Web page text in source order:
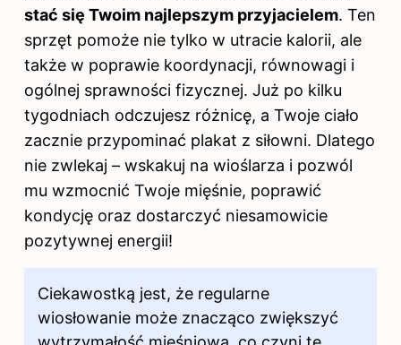
stać się Twoim najlepszym przyjacielem. Ten
sprzęt pomoże nie tylko w utracie kalorii, ale
także w poprawie koordynacji, równowagi i
ogólnej sprawności fizycznej. Już po kilku
tygodniach odczujesz różnicę, a Twoje ciało
zacznie przypominać plakat z siłowni. Dlatego
nie zwlekaj – wskakuj na wioślarza i pozwól
mu wzmocnić Twoje mięśnie, poprawić
kondycję oraz dostarczyć niesamowicie
pozytywnej energii!
Ciekawostką jest, że regularne
wiosłowanie może znacząco zwiększyć